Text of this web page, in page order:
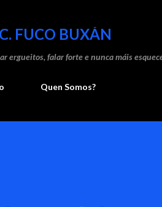
FUCO BUXÁN
ergueitos, falar forte e nunca máis
Quen Somos?